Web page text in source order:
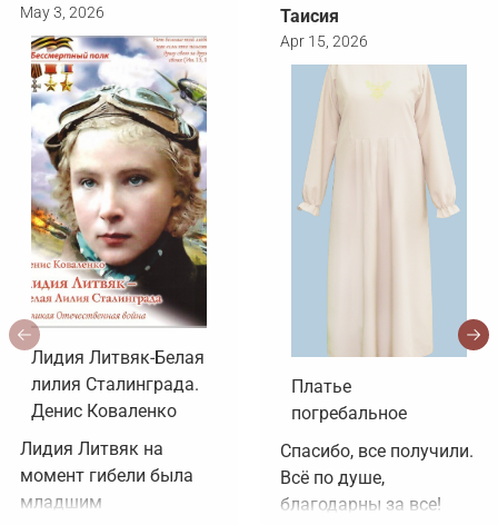
May 3, 2026
Лидия Литвяк-Белая
лилия Сталинграда.
Денис Коваленко
Лидия Литвяк на
момент гибели была
младшим
Таисия
Apr 15, 2026
Платье
погребальное
Спасибо, все получили.
Всё по душе,
благодарны за все!